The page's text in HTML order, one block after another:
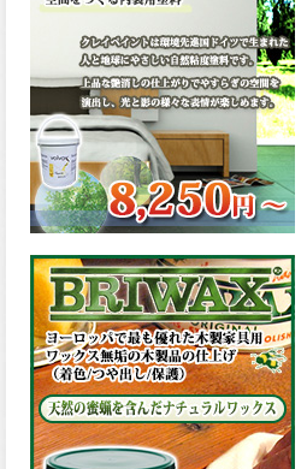
プレミアムルーフシリコンが
新しく販売開始致しました。
ご購入はこちらから。
2026.03.12
無機顔料の表面を高緻密ダブ
ルシールド層でガードするこ
とにより、ラジカルの発生を
抑制、エスケープレミアムル
ーフSiが新しく販売開始致し
ました。ご購入はこちらか
ら。
2026.03.11
緻密で強靭な無機系塗膜と、
汚れを降雨で洗い流す親水性
の表面効果により優れた低汚
染性を発揮、エスケープレミ
アム無機ルーフが新しく販売
開始致しました。ご購入はこ
ちらから。